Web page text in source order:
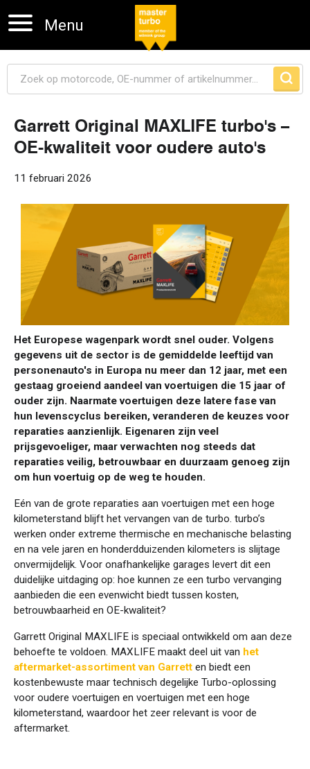
Menu
Navigatie overslaan
Garrett Original MAXLIFE turbo's –
OE-kwaliteit voor oudere auto's
11 februari 2026
Het Europese wagenpark wordt snel ouder. Volgens
gegevens uit de sector is de gemiddelde leeftijd van
personenauto's in Europa nu meer dan 12 jaar, met een
gestaag groeiend aandeel van voertuigen die 15 jaar of
ouder zijn. Naarmate voertuigen deze latere fase van
hun levenscyclus bereiken, veranderen de keuzes voor
reparaties aanzienlijk. Eigenaren zijn veel
prijsgevoeliger, maar verwachten nog steeds dat
reparaties veilig, betrouwbaar en duurzaam genoeg zijn
om hun voertuig op de weg te houden.
Eén van de grote reparaties aan voertuigen met een hoge
kilometerstand blijft het vervangen van de turbo. turbo’s
werken onder extreme thermische en mechanische belasting
en na vele jaren en honderdduizenden kilometers is slijtage
onvermijdelijk. Voor onafhankelijke garages levert dit een
duidelijke uitdaging op: hoe kunnen ze een turbo vervanging
aanbieden die een evenwicht biedt tussen kosten,
betrouwbaarheid en OE-kwaliteit?
Garrett Original MAXLIFE is speciaal ontwikkeld om aan deze
behoefte te voldoen. MAXLIFE maakt deel uit van het
aftermarket-assortiment van Garrett en biedt een
kostenbewuste maar technisch degelijke Turbo-oplossing
voor oudere voertuigen en voertuigen met een hoge
kilometerstand, waardoor het zeer relevant is voor de
aftermarket.